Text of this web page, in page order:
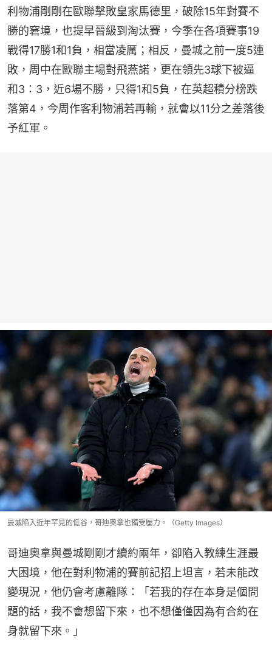
利物浦剛剛在歐聯擊敗皇家馬德里，破除15年對賽不
勝的窘境，也提早晉級到淘汰賽，今季在各項賽事19
戰得17勝1和1負，相當凌厲；相反，曼城之前一度5連
敗，周中在歐聯主場對飛燕諾，更在領先3球下被逼
和3：3，近6場不勝，只得1和5負，在英超積分榜跌
落第4，今周作客利物浦若再輸，就會以11分之差落後
予紅軍。
曼城陷入近年罕見的低谷，哥迪奧拿也備受壓力。（Getty Images）
哥迪奧拿與曼城剛剛才續約兩年，卻陷入教練生涯最
大困境，他在對利物浦的賽前記招上坦言，若未能改
變現況，他仍會考慮離隊：「若我的存在本身是個問
題的話，我不會想留下來，也不想僅僅因為有合約在
身就留下來。」